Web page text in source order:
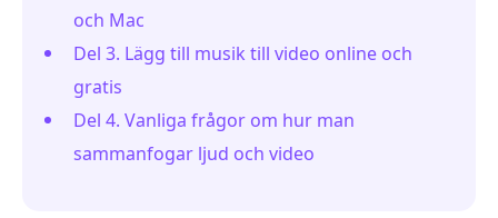
och Mac
Del 3. Lägg till musik till video online och
gratis
Del 4. Vanliga frågor om hur man
sammanfogar ljud och video